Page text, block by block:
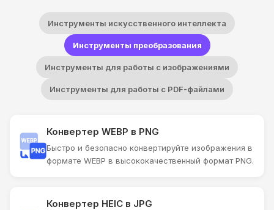
Инструменты искусственного интеллекта
Инструменты преобразования
Инструменты для работы с изображениями
Инструменты для работы с PDF-файлами
Конвертер WEBP в PNG
Быстро и безопасно конвертируйте изображения в
формате WEBP в высококачественный формат PNG.
Конвертер HEIC в JPG